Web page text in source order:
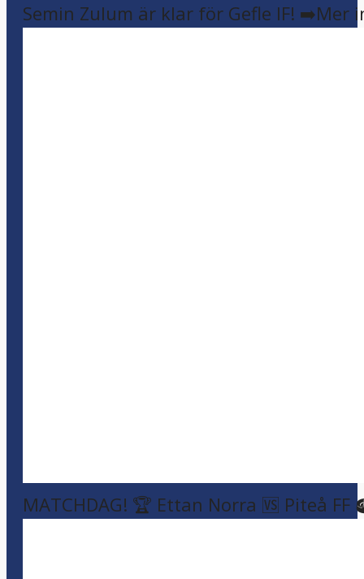
Semin Zulum är klar för Gefle IF! ➡️Mer
MATCHDAG! 🏆 Ettan Norra 🆚 Piteå FF